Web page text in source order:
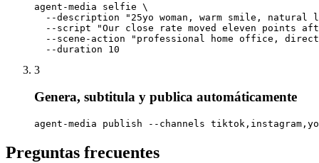
agent-media selfie \
--description "25yo woman, warm smile, natural
--script "Our close rate moved eleven points
--scene-action "professional home office,
  --duration 10
3
Genera, subtitula y publica automáticamente
agent-media publish --channels
Preguntas frecuentes